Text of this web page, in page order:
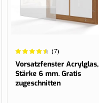
Wertung:
94.2857%
(7)
Vorsatzfenster Acrylglas,
Stärke 6 mm. Gratis
zugeschnitten